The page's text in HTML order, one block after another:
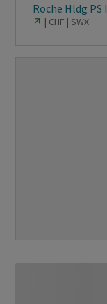
Roche Hldg PS I
CHF SWX